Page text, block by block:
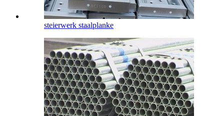
steierwerk staalplanke